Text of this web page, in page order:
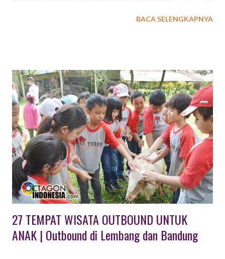
sekolah ataupun perusahaan yang diadakan pada waktu
Kegiatan ini secara fisik, pikiran, dan emosional tidak terlalu
berat. Lebih dominan kepada unsur hiburan. Seperti misalnya
bersama-sama berkunjung ke wahana wisata tertentu, makan
bersama ditambah dengan hiburan musik, artis, ataupun
permainan yang menyenangkan, dan lain sebagainya. Aktivitas
yang dilakukan lebih tertuju pada aspek menyenangkan
sehingga tidak membutuhkan persiapan khusus. Dilingkup
perusahaan, gathering biasanya dibedakan lagi menjadi
Employee Gatheri...
BACA SELENGKAPNYA
27 TEMPAT WISATA OUTBOUND UNTUK
ANAK | Outbound di Lembang dan Bandung